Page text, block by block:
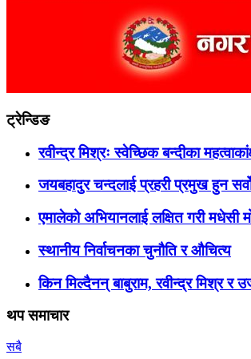
ट्रेन्डिङ
रवीन्द्र मिश्रः स्वेच्छिक बन्दीका
जयबहादुर चन्दलाई प्रहरी प्रमुख हुन
एमालेको अभियानलाई लक्षित गरी मधेसी
स्थानीय निर्वाचनका चुनौति र औचित्य
किन मिल्दैनन् बाबुराम, रवीन्द्र मिश्र र
थप समाचार
सबै